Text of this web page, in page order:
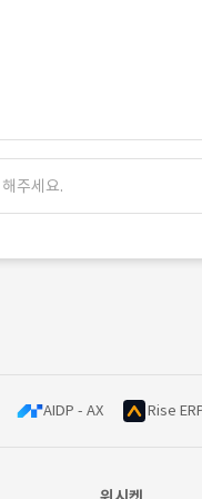
해주세요.
AIDP - AX Rise